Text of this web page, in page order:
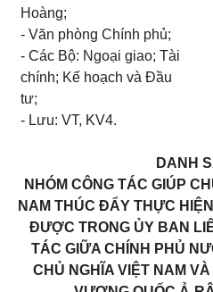
Hoàng;
- Văn phòng Chính phủ;
- Các Bộ: Ngoại giao; Tài
chính; Kế hoạch và Đầu
tư;
- Lưu: VT, KV4.
DANH
NHÓM CÔNG TÁC GIÚP
NAM THÚC ĐẨY THỰC
ĐƯỢC TRONG ỦY BAN
TÁC GIỮA CHÍNH PHỦ
CHỦ NGHĨA VIỆT NAM